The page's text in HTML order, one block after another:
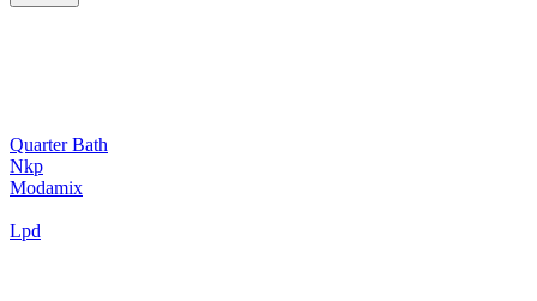
Quarter Bath
Nkp
Modamix
Lpd